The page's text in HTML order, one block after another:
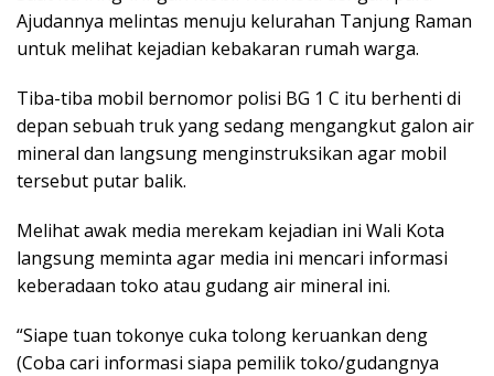
Ajudannya melintas menuju kelurahan Tanjung Raman
untuk melihat kejadian kebakaran rumah warga.
Tiba-tiba mobil bernomor polisi BG 1 C itu berhenti di
depan sebuah truk yang sedang mengangkut galon air
mineral dan langsung menginstruksikan agar mobil
tersebut putar balik.
Melihat awak media merekam kejadian ini Wali Kota
langsung meminta agar media ini mencari informasi
keberadaan toko atau gudang air mineral ini.
“Siape tuan tokonye cuka tolong keruankan deng
(Coba cari informasi siapa pemilik toko/gudangnya